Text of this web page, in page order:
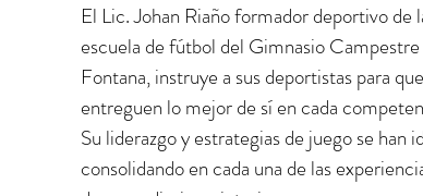
El Lic. Johan Riaño formador deportivo de
escuela de fútbol del Gimnasio
Fontana, instruye a sus deportistas para
entreguen lo mejor de sí en cada
Su liderazgo y estrategias de juego se han
consolidando en cada una de las